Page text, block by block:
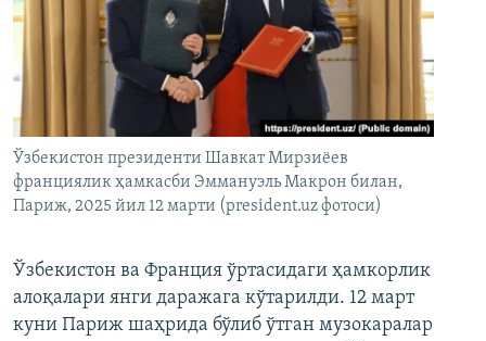
Ўзбекистон президенти Шавкат Мирзиёев
франциялик ҳамкасби Эммануэль Макрон билан,
Париж, 2025 йил 12 марти (president.uz фотоси)
Ўзбекистон ва Франция ўртасидаги ҳамкорлик
алоқалари янги даражага кўтарилди. 12 март
куни Париж шаҳрида бўлиб ўтган музокаралар